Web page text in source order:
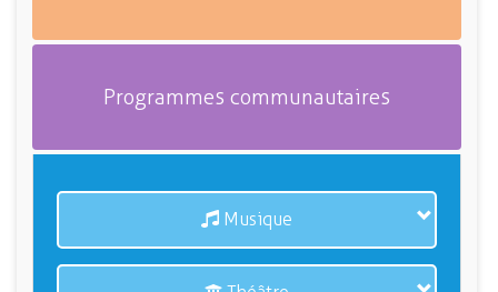
Programmes communautaires
Musique